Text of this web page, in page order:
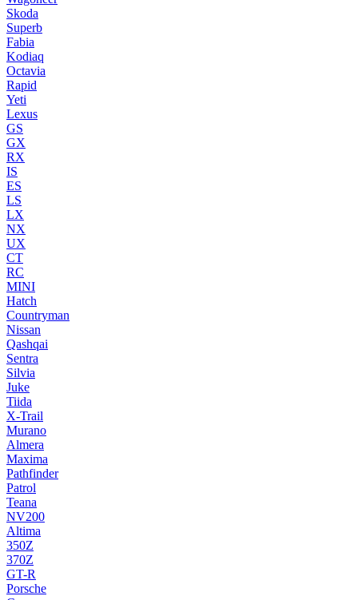
Skoda
Superb
Fabia
Kodiaq
Octavia
Rapid
Yeti
Lexus
GS
GX
RX
IS
ES
LS
LX
NX
UX
CT
RC
MINI
Hatch
Countryman
Nissan
Qashqai
Sentra
Silvia
Juke
Tiida
X-Trail
Murano
Almera
Maxima
Pathfinder
Patrol
Teana
NV200
Altima
350Z
370Z
GT-R
Porsche